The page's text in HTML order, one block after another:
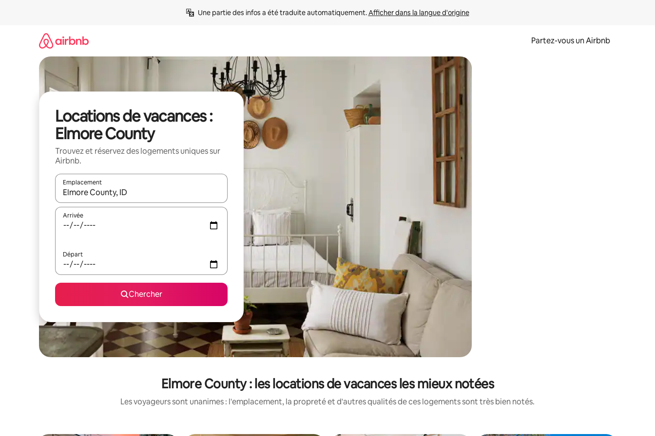
Une partie des infos a été traduite automatiquement. Afficher dans la langue d'origine
Partez-vous un Airbnb
Locations de vacances :
Elmore County
Trouvez et réservez des logements uniques sur
Airbnb.
Emplacement
Quand les résultats sont affichés, parcourez-les en utilisant les flèches vers le haut et vers le bas, ou en appuyant dessus et en les faisant glisser.
Arrivée
Départ
Chercher
Elmore County : les locations de vacances les mieux notées
Les voyageurs sont unanimes : l'emplacement, la propreté et d'autres qualités de ces logements sont très bien notés.